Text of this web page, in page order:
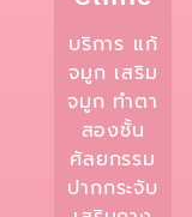
บริการ แก้
จมูก เสริม
จมูก ทำตา
สองชั้น
ศัลยกรรม
ปากกระจับ